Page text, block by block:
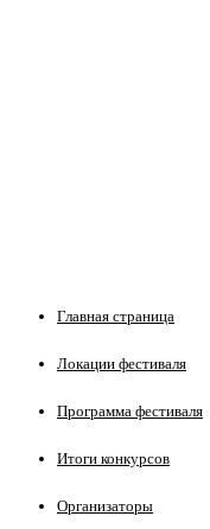
Главная страница
Локации фестиваля
Программа фестиваля
Итоги конкурсов
Организаторы